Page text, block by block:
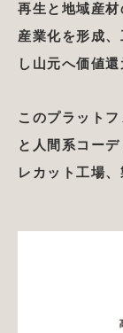
再生と地域産
産業化を形成
し山元へ価値
このプラット
と人間系コー
レカット工場